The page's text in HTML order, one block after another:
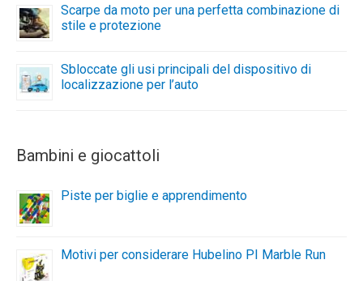
Scarpe da moto per una perfetta combinazione di
stile e protezione
Sbloccate gli usi principali del dispositivo di
localizzazione per l’auto
Bambini e giocattoli
Piste per biglie e apprendimento
Motivi per considerare Hubelino PI Marble Run